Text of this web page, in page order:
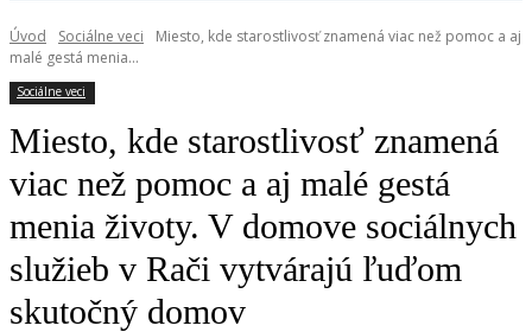
Úvod Sociálne veci
Miesto, kde starostlivosť znamená viac než pomoc a aj
malé gestá menia...
Sociálne veci
Miesto, kde starostlivosť znamená
viac než pomoc a aj malé gestá
menia životy. V domove sociálnych
služieb v Rači vytvárajú ľuďom
skutočný domov